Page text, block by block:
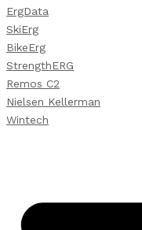
ErgData
SkiErg
BikeErg
StrengthERG
Remos C2
Nielsen Kellerman
Wintech